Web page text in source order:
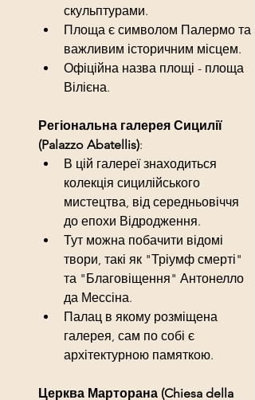
скульптурами.
Площа є символом Палермо та
важливим історичним місцем.
Офіційна назва площі - площа
Вілієна.
Регіональна галерея Сицилії
(Palazzo Abatellis):
В цій галереї знаходиться
колекція сицилійського
мистецтва, від середньовіччя
до епохи Відродження.
Тут можна побачити відомі
твори, такі як "Тріумф смерті"
та "Благовіщення" Антонелло
да Мессіна.
Палац в якому розміщена
галерея, сам по собі є
архітектурною памяткою.
Церква Марторана (Chiesa della